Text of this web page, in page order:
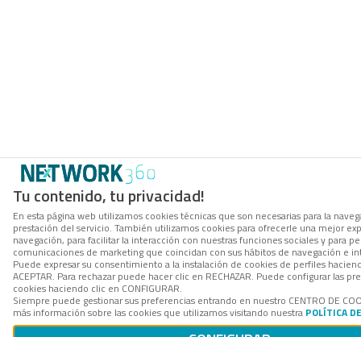
Tu contenido, tu privacidad!
En esta página web utilizamos cookies técnicas que son necesarias para la
prestación del servicio. También utilizamos cookies para ofrecerle una mejor
navegación, para facilitar la interacción con nuestras funciones sociales y para
comunicaciones de marketing que coincidan con sus hábitos de navegación e
Puede expresar su consentimiento a la instalación de cookies de perfiles
ACEPTAR. Para rechazar puede hacer clic en RECHAZAR. Puede configurar las
cookies haciendo clic en CONFIGURAR.
Siempre puede gestionar sus preferencias entrando en nuestro CENTRO DE
más información sobre las cookies que utilizamos visitando nuestra POLÍTICA